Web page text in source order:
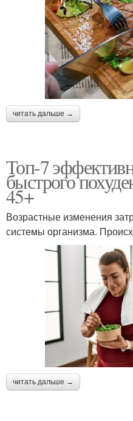
читать дальше →
Топ-7
быстрого
45+
Возрастные изменения
системы организма.
читать дальше →